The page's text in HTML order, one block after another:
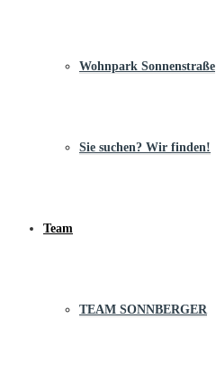
Wohnpark Sonnenstraße
Sie suchen? Wir finden!
Team
TEAM SONNBERGER